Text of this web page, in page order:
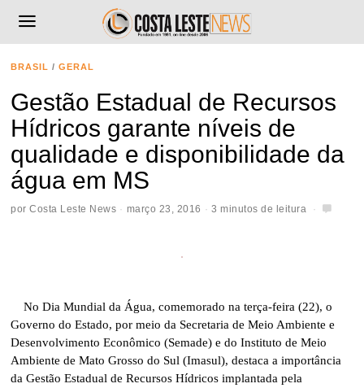
BRASIL / GERAL
Gestão Estadual de Recursos
Hídricos garante níveis de
qualidade e disponibilidade da
água em MS
porCosta Leste News março 23, 2016 3 minutos de leitura
No Dia Mundial da Água, comemorado na terça-feira (22), o
Governo do Estado, por meio da Secretaria de Meio Ambiente e
Desenvolvimento Econômico (Semade) e do Instituto de Meio
Ambiente de Mato Grosso do Sul (Imasul), destaca a importância
da Gestão Estadual de Recursos Hídricos implantada pela